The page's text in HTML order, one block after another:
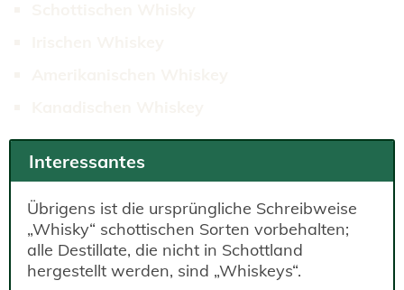
Interessantes
Übrigens ist die ursprüngliche Schreibweise
„Whisky“ schottischen Sorten vorbehalten;
alle Destillate, die nicht in Schottland
hergestellt werden, sind „Whiskeys“.